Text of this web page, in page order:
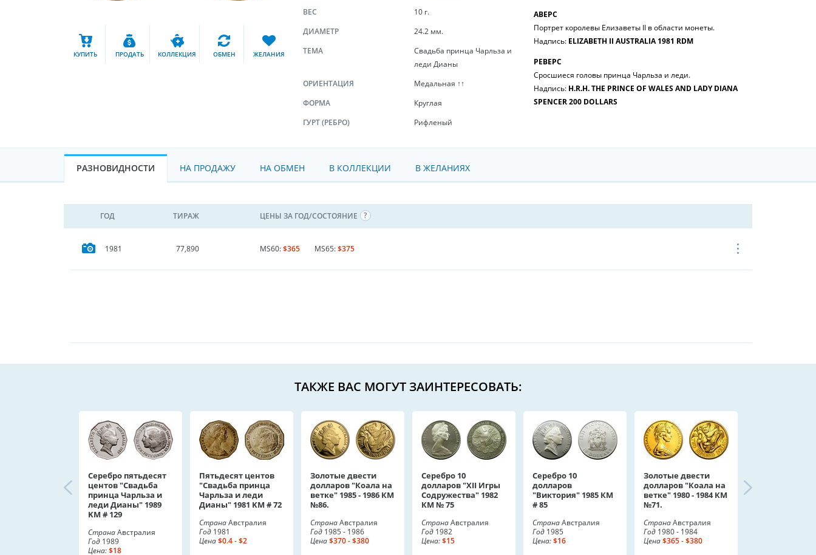
КУПИТЬ ПРОДАТЬ КОЛЛЕКЦИЯ ОБМЕН ЖЕЛАНИЯ
АВЕРС
Портрет королевы Елизаветы II в области монеты.
Надпись: ELIZABETH II AUSTRALIA 1981 RDM
РЕВЕРС
Сросшиеся головы принца Чарльза и леди.
Надпись: H.R.H. THE PRINCE OF WALES AND LADY DIANA
SPENCER 200 DOLLARS
ВЕС
10 г.
ДИАМЕТР
24.2 мм.
ТЕМА
Свадьба принца Чарльза и
леди Дианы
ОРИЕНТАЦИЯ
Медальная ↑↑
ФОРМА
Круглая
ГУРТ (РЕБРО)
Рифленый
РАЗНОВИДНОСТИ НА ПРОДАЖУ НА ОБМЕН В КОЛЛЕКЦИИ В ЖЕЛАНИЯХ
ГОД ТИРАЖ ЦЕНЫ ЗА ГОД/СОСТОЯНИЕ
1981 77,890 MS60:$365 MS65:$375
ТАКЖЕ ВАС МОГУТ ЗАИНТЕРЕСОВАТЬ:
Серебро пятьдесят
центов "Свадьба
принца Чарльза и
леди Дианы" 1989
KM # 129
СтранаАвстралия
Год 1989
Цена:$18
Пятьдесят центов
"Свадьба принца
Чарльза и леди
Дианы" 1981 KM # 72
СтранаАвстралия
Год 1981
Цена$0.4 - $2
Золотые двести
долларов "Коала на
ветке" 1985 - 1986 КМ
№86.
СтранаАвстралия
Год 1985 - 1986
Цена$370 - $380
Серебро 10
долларов "XII Игры
Содружества" 1982
КМ № 75
СтранаАвстралия
Год 1982
Цена:$15
Серебро 10
долларов
"Виктория" 1985 КМ
# 85
СтранаАвстралия
Год 1985
Цена:$16
Золотые двести
долларов "Коала на
ветке" 1980 - 1984 КМ
№71.
СтранаАвстралия
Год 1980 - 1984
Цена$365 - $380